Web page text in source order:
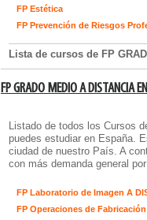
FP Estética
FP Prevención de Riesgos
Lista de cursos de FP
FP GRADO MEDIO A DISTANCIA
Listado de todos los Cursos
puedes estudiar en España.
ciudad de nuestro País. A
con más demanda general
FP Laboratorio de Imagen A
FP Operaciones de